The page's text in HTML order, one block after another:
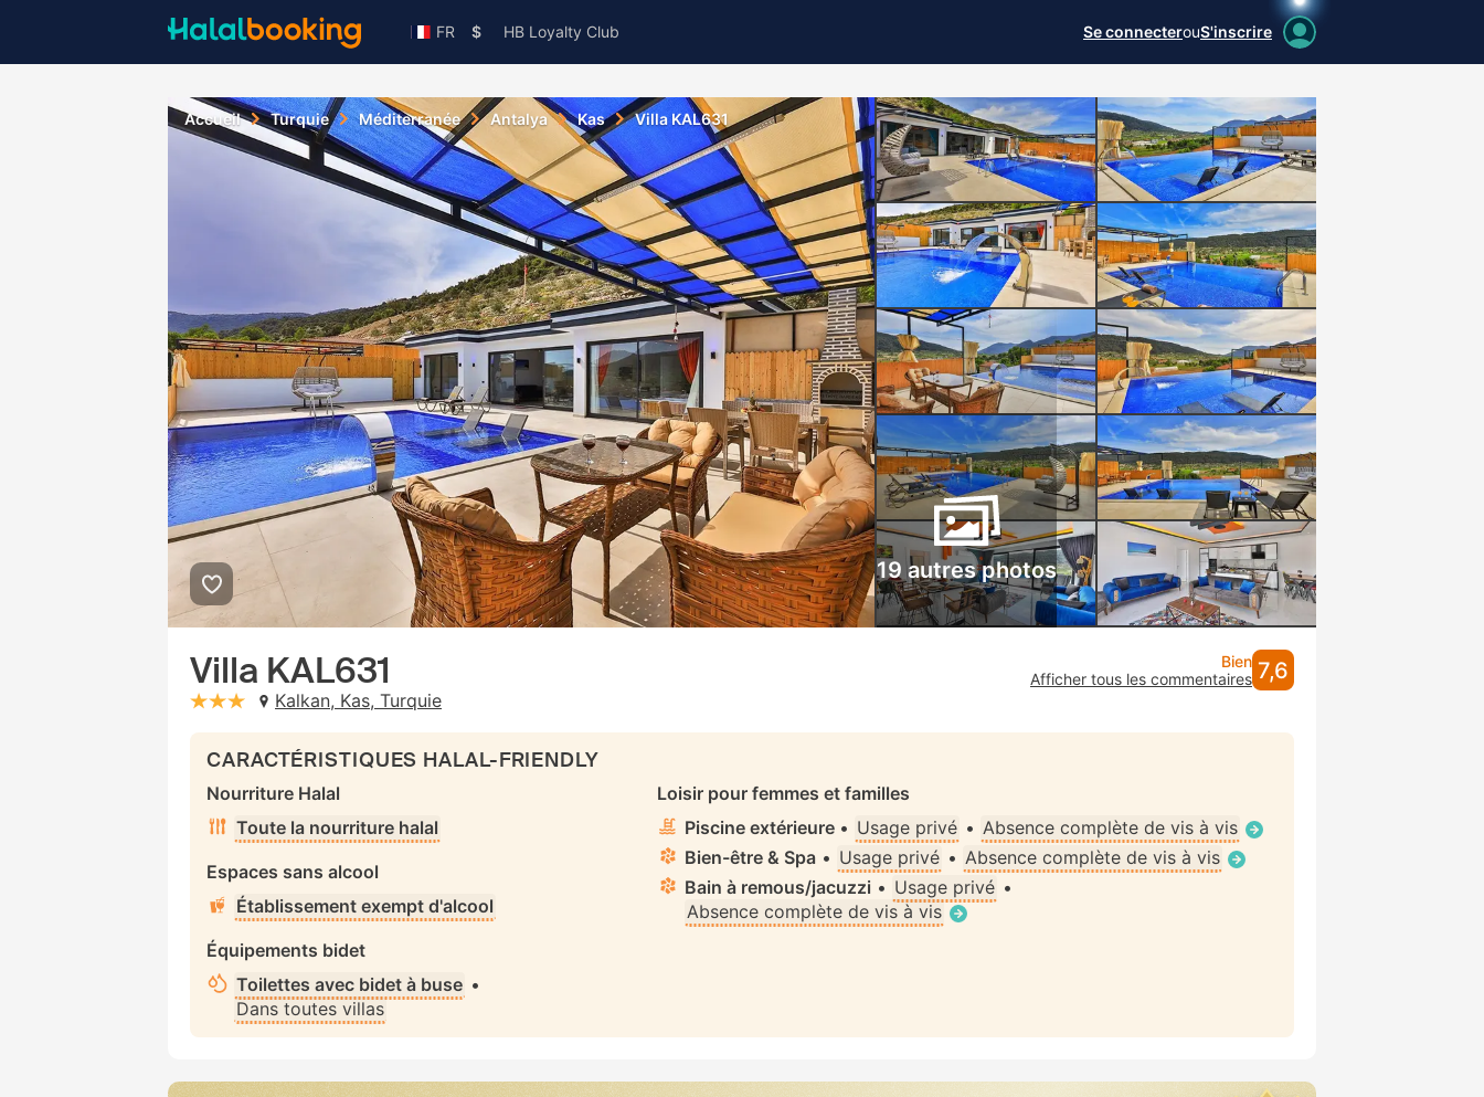
FR $ HB Loyalty Club Se connecterouS'inscrire
Accueil Turquie Méditerranée Antalya Kas Villa KAL631
19 autres photos
Villa KAL631
stars: 3Kalkan, Kas, Turquie
Bien
Afficher tous les commentaires 7,6
CARACTÉRISTIQUES HALAL-FRIENDLY
Nourriture Halal
Toute la nourriture halal
Espaces sans alcool
Établissement exempt d'alcool
Équipements bidet
Toilettes avec bidet à buse •
Dans toutes villas
Loisir pour femmes et familles
Piscine extérieure • Usage privé • Absence complète de vis à vis
Bien-être & Spa • Usage privé • Absence complète de vis à vis
Bain à remous/jacuzzi • Usage privé •
Absence complète de vis à vis